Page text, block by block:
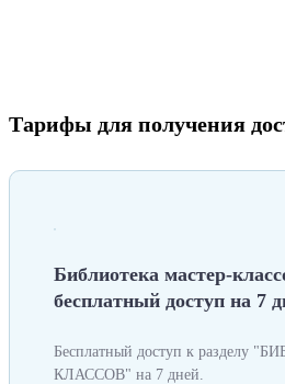
Тарифы для получения
Библиотека мастер-
бесплатный доступ на 7
Бесплатный доступ к разделу
КЛАССОВ" на 7 дней.